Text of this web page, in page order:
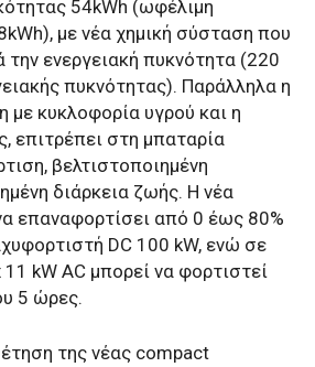
54kWh (ωφέλιμη
με νέα χημική σύσταση που
την ενεργειακή πυκνότητα (220
πυκνότητας). Παράλληλα η
με κυκλοφορία υγρού και η
επιτρέπει στη μπαταρία
βελτιστοποιημένη
διάρκεια ζωής. Η νέα
επαναφορτίσει από 0 έως 80%
DC 100 kW, ενώ σε
kW AC μπορεί να φορτιστεί
5 ώρες.
της νέας compact